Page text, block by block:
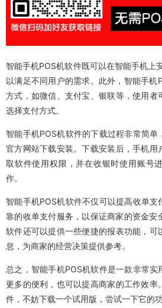
智能手机POS机软件既可以在智能手机上
以满足不同用户的需求。此外，智能手机
方式，如微信、支付宝、银联等，使用者
选择支付方式。
智能手机POS机软件的下载过程非常简
官方网站下载安装。下载安装后，手机用
取软件使用权限，并在收银时使用账号
作。
智能手机POS机软件不仅可以提高收单
靠的收单支付服务，以保证商家的资金安
软件还可以提供一些便捷的报表功能，可
息，为商家的经营决策提供参考。
总之，智能手机POS机软件是一款非常
更多的便利，也可以提高商家的工作效率
件，不妨下载一个试用版，尝试一下它的功